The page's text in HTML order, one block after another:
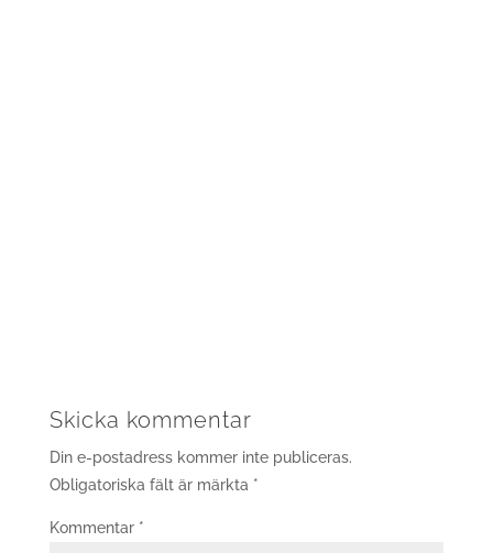
Skicka kommentar
Din e-postadress kommer inte publiceras.
Obligatoriska fält är märkta *
Kommentar *